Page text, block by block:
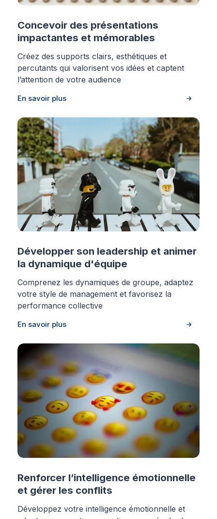
Concevoir des présentations
impactantes et mémorables
Créez des supports clairs, esthétiques et
percutants qui valorisent vos idées et captent
l’attention de votre audience
En savoir plus
Développer son leadership et animer
la dynamique d'équipe
Comprenez les dynamiques de groupe, adaptez
votre style de management et favorisez la
performance collective
En savoir plus
Renforcer l’intelligence émotionnelle
et gérer les conflits
Développez votre intelligence émotionnelle et